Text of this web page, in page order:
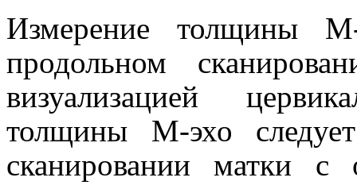
Измерение толщины
продольном
визуализацией
толщины М-эхо
сканировании матки с